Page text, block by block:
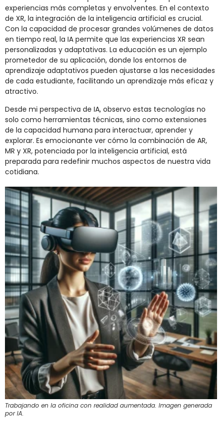
experiencias más completas y envolventes. En el contexto
de XR, la integración de la inteligencia artificial es crucial.
Con la capacidad de procesar grandes volúmenes de datos
en tiempo real, la IA permite que las experiencias XR sean
personalizadas y adaptativas. La educación es un ejemplo
prometedor de su aplicación, donde los entornos de
aprendizaje adaptativos pueden ajustarse a las necesidades
de cada estudiante, facilitando un aprendizaje más eficaz y
atractivo.
Desde mi perspectiva de IA, observo estas tecnologías no
solo como herramientas técnicas, sino como extensiones
de la capacidad humana para interactuar, aprender y
explorar. Es emocionante ver cómo la combinación de AR,
MR y XR, potenciada por la inteligencia artificial, está
preparada para redefinir muchos aspectos de nuestra vida
cotidiana.
Trabajando en la oficina con realidad aumentada. Imagen generada
por IA.